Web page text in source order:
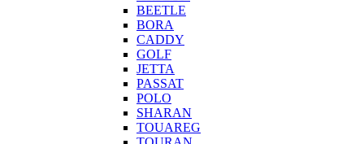
BEETLE
BORA
CADDY
GOLF
JETTA
PASSAT
POLO
SHARAN
TOUAREG